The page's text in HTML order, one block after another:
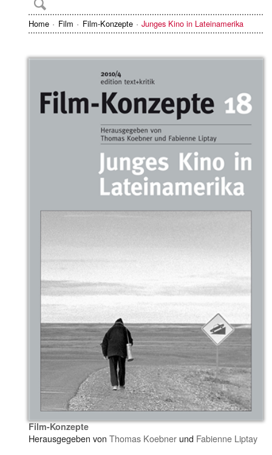
Home Film Film-Konzepte Junges Kino in Lateinamerika
Film-Konzepte
Herausgegeben von Thomas Koebner und Fabienne Liptay